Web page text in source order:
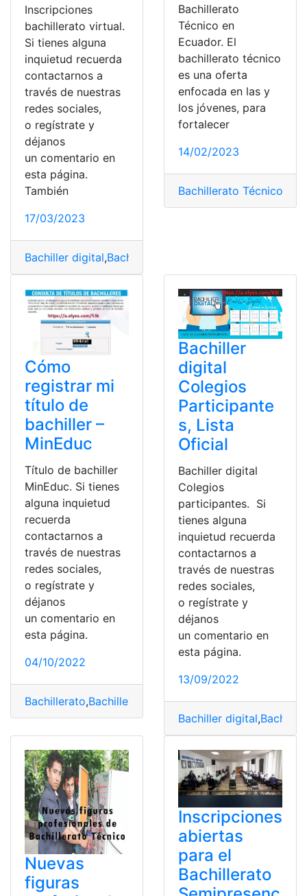
Inscripciones
bachillerato virtual.
Si tienes alguna
inquietud recuerda
contactarnos a
través de nuestras
redes sociales,
o regístrate y
déjanos
un comentario en
esta página.
También
17/03/2023
Bachiller digital,Bachillerato
Bachillerato
Técnico en
Ecuador. El
bachillerato técnico
es una oferta
enfocada en las y
los jóvenes, para
fortalecer
14/02/2023
Bachillerato Técnico
Cómo
registrar mi
título de
bachiller –
MinEduc
Título de bachiller
MinEduc. Si tienes
alguna inquietud
recuerda
contactarnos a
través de nuestras
redes sociales,
o regístrate y
déjanos
un comentario en
esta página.
04/10/2022
Bachillerato,Bachillerato Técnico,Bachillerato virtual,
Bachiller
digital
Colegios
Participante
s, Lista
Oficial
Bachiller digital
Colegios
participantes. Si
tienes alguna
inquietud recuerda
contactarnos a
través de nuestras
redes sociales,
o regístrate y
déjanos
un comentario en
esta página.
13/09/2022
Bachiller digital,
Nuevas
figuras
Inscripciones
abiertas
para el
Bachillerato